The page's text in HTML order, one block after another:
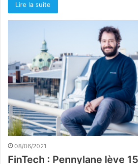
Lire la suite
08/06/2021
FinTech : Pennylane lève